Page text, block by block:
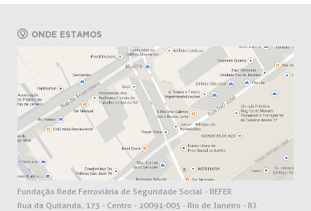
ONDE ESTAMOS
Fundação Rede Ferroviária de Seguridade Social - REFER
Rua da Quitanda, 173 - Centro - 20091-005 - Rio de Janeiro - RJ.